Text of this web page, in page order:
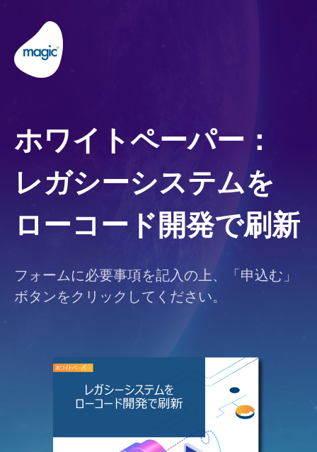
ホワイトペーパー：
レガシーシステムを
ローコード開発で刷新
フォームに必要事項を記入の上、「申込む」
ボタンをクリックしてください。